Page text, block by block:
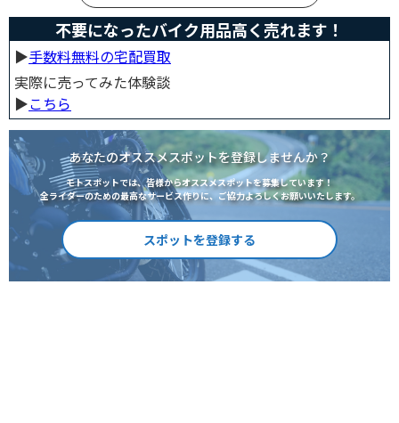
不要になったバイク用品高く売れます！
▶︎手数料無料の宅配買取
実際に売ってみた体験談
▶︎こちら
あなたのオススメスポットを登録しませんか？
モトスポットでは、皆様からオススメスポットを募集しています！
全ライダーのための最高なサービス作りに、ご協力よろしくお願いいたします。
スポットを登録する